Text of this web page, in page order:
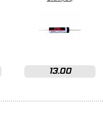
13.00